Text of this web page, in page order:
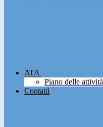
ATA
Piano delle attività
Contatti